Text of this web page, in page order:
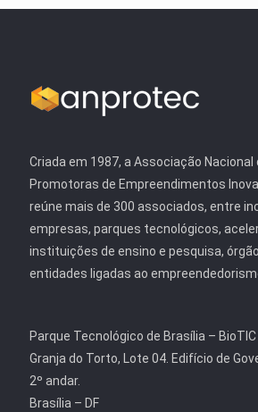
Criada em 1987, a Associação Nacional
Promotoras de Empreendimentos
reúne mais de 300 associados, entre
empresas, parques tecnológicos,
instituições de ensino e pesquisa,
entidades ligadas ao
Parque Tecnológico de Brasília – BioTIC
Granja do Torto, Lote 04. Edifício de
2º andar.
Brasília – DF